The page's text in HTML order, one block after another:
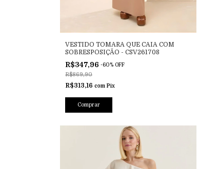
VESTIDO TOMARA QUE CAIA COM
SOBRESPOSIÇÃO - CSV261708
R$347,96 -60% OFF
R$869,90
R$313,16 com Pix
Comprar